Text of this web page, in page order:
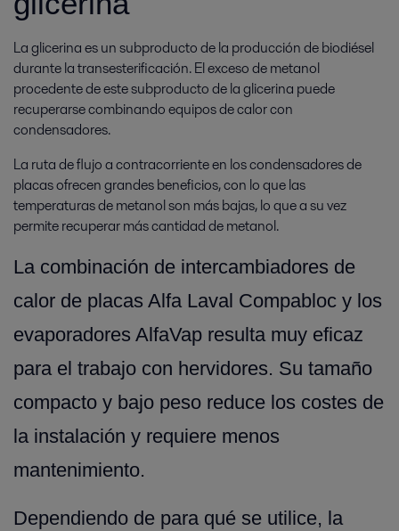
La glicerina es un subproducto de la producción de biodiésel
durante la transesterificación. El exceso de metanol
procedente de este subproducto de la glicerina puede
recuperarse combinando equipos de calor con
condensadores.
La ruta de flujo a contracorriente en los condensadores de
placas ofrecen grandes beneficios, con lo que las
temperaturas de metanol son más bajas, lo que a su vez
permite recuperar más cantidad de metanol.
La combinación de intercambiadores de
calor de placas Alfa Laval Compabloc y los
evaporadores AlfaVap resulta muy eficaz
para el trabajo con hervidores. Su tamaño
compacto y bajo peso reduce los costes de
la instalación y requiere menos
mantenimiento.
Dependiendo de para qué se utilice, la